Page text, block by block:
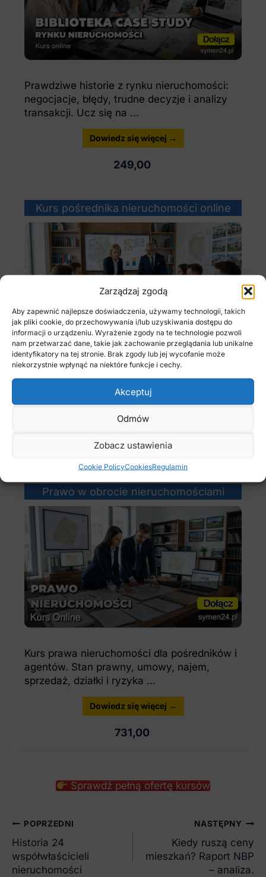
Zarządzaj zgodą
Aby zapewnić najlepsze doświadczenia, używamy technologii, takich
jak pliki cookie, do przechowywania i/lub uzyskiwania dostępu do
informacji o urządzeniu. Wyrażenie zgody na te technologie pozwoli
nam przetwarzać dane, takie jak zachowanie przeglądania lub unikalne
identyfikatory na tej stronie. Brak zgody lub jej wycofanie może
niekorzystnie wpłynąć na niektóre funkcje i cechy.
Akceptuj
Odmów
Zobacz ustawienia
Cookie PolicyCookiesRegulamin
Prawdziwe historie z rynku nieruchomości:
negocjacje, błędy, trudne decyzje i analizy
transakcji. Ucz się na ...
Dowiedz się więcej →
249,00
Kurs pośrednika nieruchomości online
Kurs pośrednika nieruchomości online,
kurs agenta nieruchomości. Prawo, ...
Dowiedz się więcej →
1 100,00
Prawo w obrocie nieruchomościami
Kurs prawa nieruchomości dla pośredników i
agentów. Stan prawny, umowy, najem,
sprzedaż, działki i ryzyka ...
Dowiedz się więcej →
731,00
Sprawdź pełną ofertę kursów
Nawigacja
wpisu
POPRZEDNI
Historia 24
współwłaścicieli
nieruchomości
NASTĘPNY
Kiedy ruszą ceny
mieszkań? Raport NBP
– analiza.